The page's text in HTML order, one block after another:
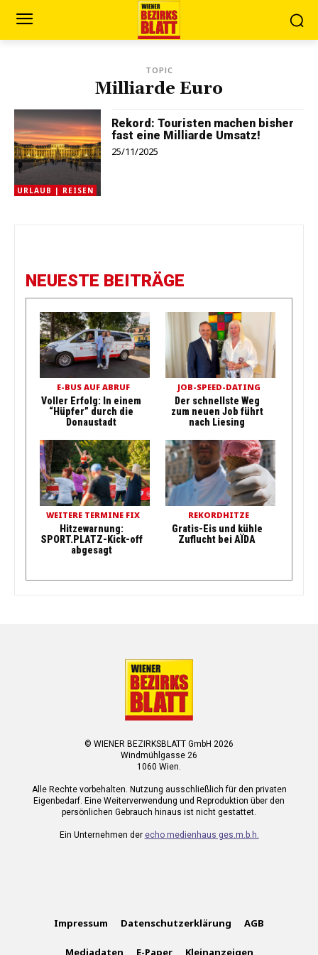
TOPIC
Milliarde Euro
URLAUB | REISEN
Rekord: Touristen machen bisher
fast eine Milliarde Umsatz!
25/11/2025
NEUESTE BEITRÄGE
E-BUS AUF ABRUF
Voller Erfolg: In einem
“Hüpfer” durch die
Donaustadt
JOB-SPEED-DATING
Der schnellste Weg
zum neuen Job führt
nach Liesing
WEITERE TERMINE FIX
Hitzewarnung:
SPORT.PLATZ-Kick-off
abgesagt
REKORDHITZE
Gratis-Eis und kühle
Zuflucht bei AÏDA
© WIENER BEZIRKSBLATT GmbH 2026
Windmühlgasse 26
1060 Wien.
Alle Rechte vorbehalten. Nutzung ausschließlich für den privaten
Eigenbedarf. Eine Weiterverwendung und Reproduktion über den
persönlichen Gebrauch hinaus ist nicht gestattet.
Ein Unternehmen der echo medienhaus ges.m.b.h.
Impressum Datenschutzerklärung AGB
Mediadaten E-Paper Kleinanzeigen